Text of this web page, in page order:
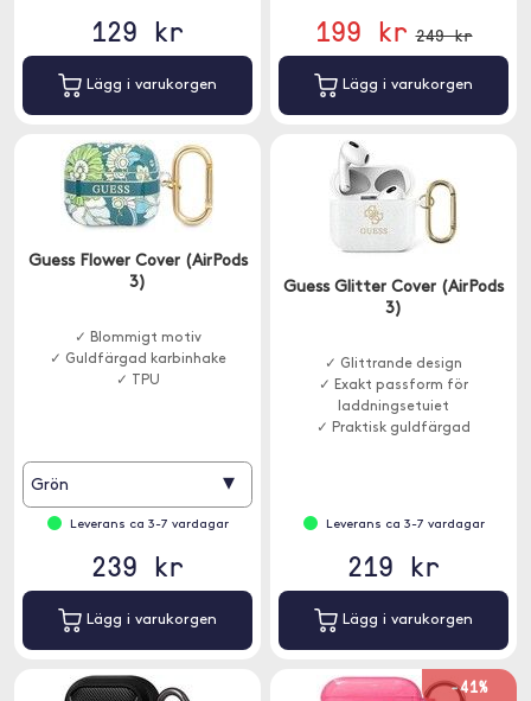
129 kr
Lägg i varukorgen
199 kr 249 kr
Lägg i varukorgen
Guess Flower Cover (AirPods
3)
✓ Blommigt motiv
✓ Guldfärgad karbinhake
✓ TPU
Grön ▾
Leverans ca 3-7 vardagar
239 kr
Lägg i varukorgen
Guess Glitter Cover (AirPods
3)
✓ Glittrande design
✓ Exakt passform för
laddningsetuiet
✓ Praktisk guldfärgad
Leverans ca 3-7 vardagar
219 kr
Lägg i varukorgen
-41%